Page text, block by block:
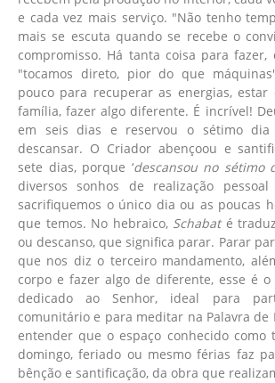
e cada vez mais serviço. "Não tenho
mais se escuta quando se recebe o
compromisso. Há tanta coisa para fazer,
"tocamos direto, pior do que
pouco para recuperar as energias, estar
família, fazer algo diferente. É incrível!
em seis dias e reservou o sétimo dia
descansar. O Criador abençoou e
sete dias, porque ‘descansou no sétimo
diversos sonhos de realização
sacrifiquemos o único dia ou as poucas
que temos. No hebraico, Schabat é
ou descanso, que significa parar. Parar
que nos diz o terceiro mandamento,
corpo e fazer algo de diferente, esse é
dedicado ao Senhor, ideal para
comunitário e para meditar na Palavra de
entender que o espaço conhecido como
domingo, feriado ou mesmo férias faz
bênção e santificação, da obra que